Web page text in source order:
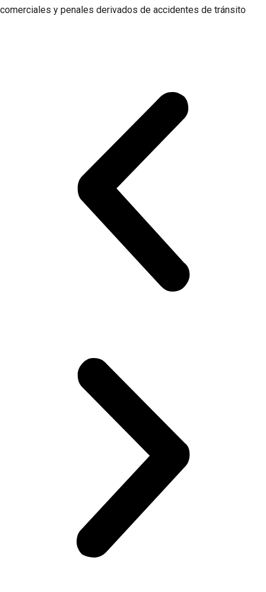
comerciales y penales derivados de accidentes de tránsito